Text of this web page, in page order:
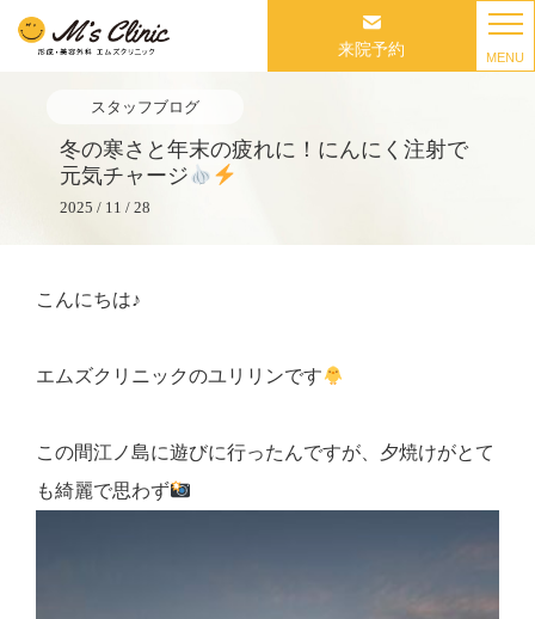
来院予約 MENU
スタッフブログ
冬の寒さと年末の疲れに！にんにく注射で
元気チャージ
2025 / 11 / 28
こんにちは♪
エムズクリニックのユリリンです
この間江ノ島に遊びに行ったんですが、夕焼けがとて
も綺麗で思わず